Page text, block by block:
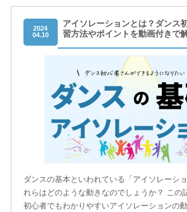
2024
04.10
アイソレーションとは？ダンス
習方法やポイントを動画付きで
ダンスの基本といわれている「アイソレーシ
れらはどのような動きなのでしょうか？ この
初心者でもわかりやすいアイソレーションの